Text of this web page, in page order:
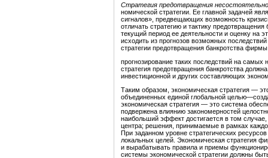
Стратегия предотвращения
номической стратегии. Ее главной задачей
сигналов», предвещающих возможность
отличать стратегию и тактику
текущий период ее деятельности и оценку на
исходить из прогнозов возможных
стратегии предотвращения банкротства
прогнозирование таких последствий на
стратегия предотвращения банкротства
инвестиционной и других составляющих
Таким образом, экономическая стратегия —
объединенных единой глобальной
экономическая стратегия — это система
подвержена влиянию закономерностей
наибольший эффект достигается в том
центра; решения, принимаемые в рамках
При заданном уровне стратегических
локальных целей. Экономическая стратегия
и вырабатывать правила и приемы
системы экономической стратегии должны